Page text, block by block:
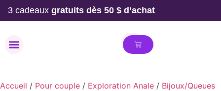
3 cadeaux gratuits dès 50 $ d’achat
Accueil / Pour couple / Exploration Anale / Bijoux/Queues